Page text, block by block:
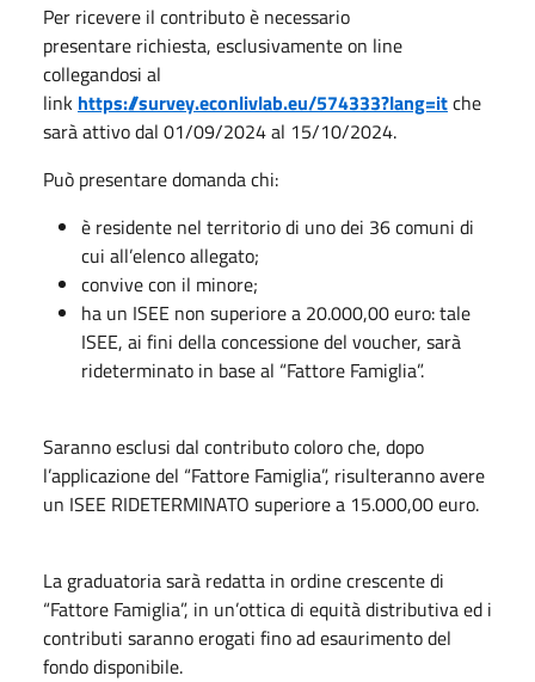
Per ricevere il contributo è necessario
presentare richiesta, esclusivamente on line
collegandosi al
link https://survey.econlivlab.eu/574333?lang=itche
sarà attivo dal 01/09/2024 al 15/10/2024.
Può presentare domanda chi:
è residente nel territorio di uno dei 36 comuni di
cui all’elenco allegato;
convive con il minore;
ha un ISEE non superiore a 20.000,00 euro: tale
ISEE, ai fini della concessione del voucher, sarà
rideterminato in base al “Fattore Famiglia”.
Saranno esclusi dal contributo coloro che, dopo
l’applicazione del “Fattore Famiglia”, risulteranno avere
un ISEE RIDETERMINATO superiore a 15.000,00 euro.
La graduatoria sarà redatta in ordine crescente di
“Fattore Famiglia”, in un’ottica di equità distributiva ed i
contributi saranno erogati fino ad esaurimento del
fondo disponibile.